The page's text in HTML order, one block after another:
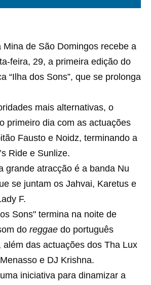
Mina de São Domingos recebe a
feira, 29, a primeira edição do
“Ilha dos Sons”, que se prolonga
mais alternativas, o
primeiro dia com as actuações
Fausto e Noidz, terminando a
Ride e Sunlize.
grande atracção é a banda Nu
se juntam os Jahvai, Karetus e
F.
Sons" termina na noite de
do reggae do português
além das actuações dos Tha Lux
e DJ Krishna.
iniciativa para dinamizar a